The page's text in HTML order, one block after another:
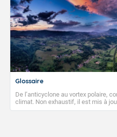
Glossaire
De l’anticyclone au vortex polaire,
climat. Non exhaustif, il est mis à
publications. Vous y trouverez